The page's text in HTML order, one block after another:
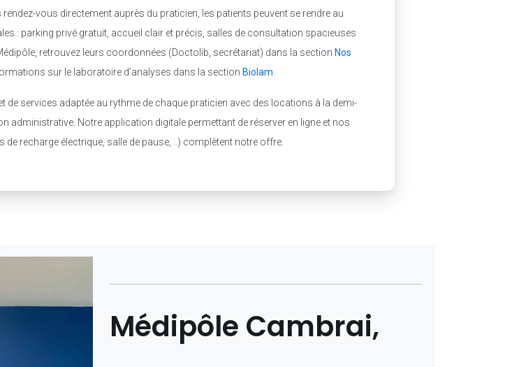
vous directement auprès du praticien, les patients peuvent se rendre au
: parking privé gratuit, accueil clair et précis, salles de consultation spacieuses
retrouvez leurs coordonnées (Doctolib, secrétariat) dans la section Nos
sur le laboratoire d’analyses dans la section Biolam
services adaptée au rythme de chaque praticien avec des locations à la demi-
administrative. Notre application digitale permettant de réserver en ligne et nos
recharge électrique, salle de pause, ..) complètent notre offre.
Médipôle Cambrai,